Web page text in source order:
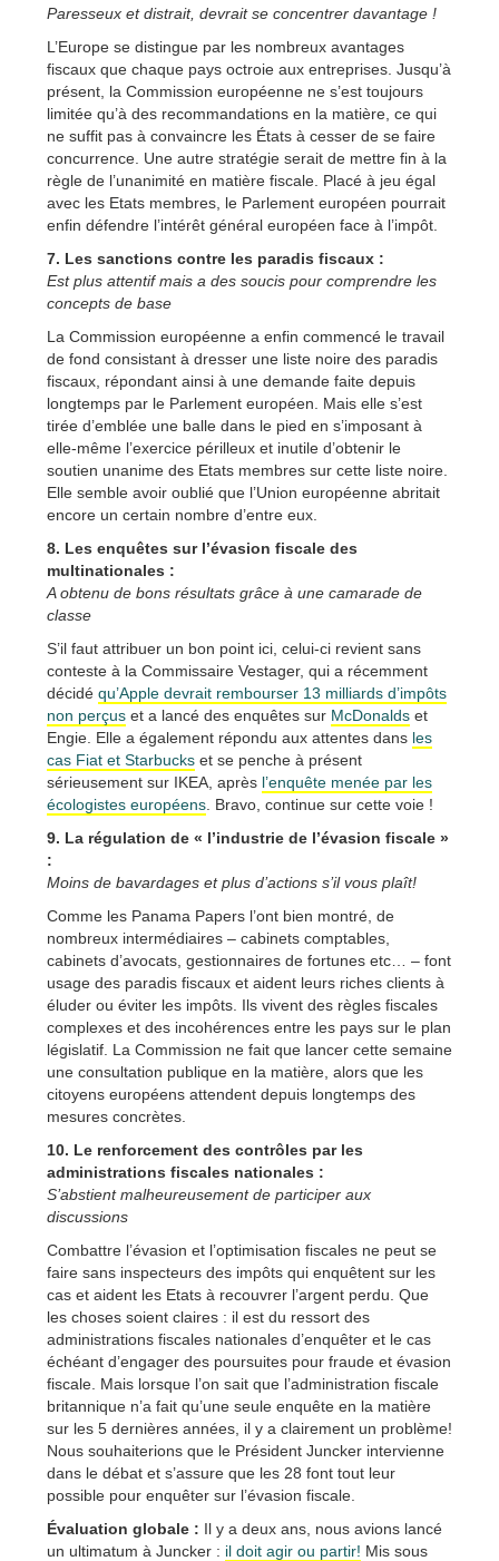
Paresseux et distrait, devrait se concentrer davantage !
L’Europe se distingue par les nombreux avantages
fiscaux que chaque pays octroie aux entreprises. Jusqu’à
présent, la Commission européenne ne s’est toujours
limitée qu’à des recommandations en la matière, ce qui
ne suffit pas à convaincre les États à cesser de se faire
concurrence. Une autre stratégie serait de mettre fin à la
règle de l’unanimité en matière fiscale. Placé à jeu égal
avec les Etats membres, le Parlement européen pourrait
enfin défendre l’intérêt général européen face à l’impôt.
7. Les sanctions contre les paradis fiscaux :
Est plus attentif mais a des soucis pour comprendre les
concepts de base
La Commission européenne a enfin commencé le travail
de fond consistant à dresser une liste noire des paradis
fiscaux, répondant ainsi à une demande faite depuis
longtemps par le Parlement européen. Mais elle s’est
tirée d’emblée une balle dans le pied en s’imposant à
elle-même l’exercice périlleux et inutile d’obtenir le
soutien unanime des Etats membres sur cette liste noire.
Elle semble avoir oublié que l’Union européenne abritait
encore un certain nombre d’entre eux.
8. Les enquêtes sur l’évasion fiscale des
multinationales :
A obtenu de bons résultats grâce à une camarade de
classe
S’il faut attribuer un bon point ici, celui-ci revient sans
conteste à la Commissaire Vestager, qui a récemment
décidé qu’Apple devrait rembourser 13 milliards d’impôts
non perçus et a lancé des enquêtes sur McDonalds et
Engie. Elle a également répondu aux attentes dans les
cas Fiat et Starbucks et se penche à présent
sérieusement sur IKEA, après l’enquête menée par les
écologistes européens . Bravo, continue sur cette voie !
9. La régulation de « l’industrie de l’évasion fiscale »
:
Moins de bavardages et plus d’actions s’il vous plaît!
Comme les Panama Papers l’ont bien montré, de
nombreux intermédiaires – cabinets comptables,
cabinets d’avocats, gestionnaires de fortunes etc… – font
usage des paradis fiscaux et aident leurs riches clients à
éluder ou éviter les impôts. Ils vivent des règles fiscales
complexes et des incohérences entre les pays sur le plan
législatif. La Commission ne fait que lancer cette semaine
une consultation publique en la matière, alors que les
citoyens européens attendent depuis longtemps des
mesures concrètes.
10. Le renforcement des contrôles par les
administrations fiscales nationales :
S’abstient malheureusement de participer aux
discussions
Combattre l’évasion et l’optimisation fiscales ne peut se
faire sans inspecteurs des impôts qui enquêtent sur les
cas et aident les Etats à recouvrer l’argent perdu. Que
les choses soient claires : il est du ressort des
administrations fiscales nationales d’enquêter et le cas
échéant d’engager des poursuites pour fraude et évasion
fiscale. Mais lorsque l’on sait que l’administration fiscale
britannique n’a fait qu’une seule enquête en la matière
sur les 5 dernières années, il y a clairement un problème!
Nous souhaiterions que le Président Juncker intervienne
dans le débat et s’assure que les 28 font tout leur
possible pour enquêter sur l’évasion fiscale.
Évaluation globale : Il y a deux ans, nous avions lancé
un ultimatum à Juncker : il doit agir ou partir! Mis sous